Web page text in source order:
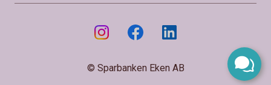
© Sparbanken Eken AB